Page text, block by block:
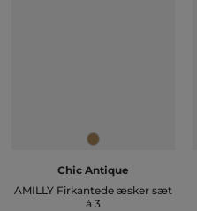
Chic Antique
AMILLY Firkantede æsker sæt
á 3